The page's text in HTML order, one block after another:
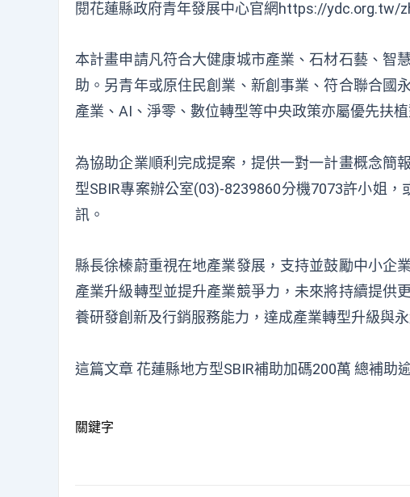
閱花蓮縣政府青年發展中心官網https://
本計畫申請凡符合大健康城市產業、石材石藝、智
助。另青年或原住民創業、新創事業、符合聯合國
產業、AI、淨零、數位轉型等中央政策亦屬優先扶植
為協助企業順利完成提案，提供一對一計畫概念簡
型SBIR專案辦公室(03)-8239860分機7073許小姐，
訊。
縣長徐榛蔚重視在地產業發展，支持並鼓勵中小企
產業升級轉型並提升產業競爭力，未來將持續提供
養研發創新及行銷服務能力，達成產業轉型升級與
這篇文章 花蓮縣地方型SBIR補助加碼200萬 總補助
關鍵字